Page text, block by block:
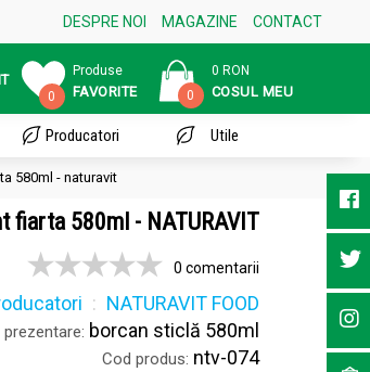
DESPRE NOI MAGAZINE CONTACT
0
Produse
FAVORITE 0
0 RON
COSUL MEU
Producatori Utile
580ml - naturavit
fiarta 580ml - NATURAVIT
0 comentarii
NATURAVIT FOOD
borcan sticlă 580ml
Cod produs: ntv-074